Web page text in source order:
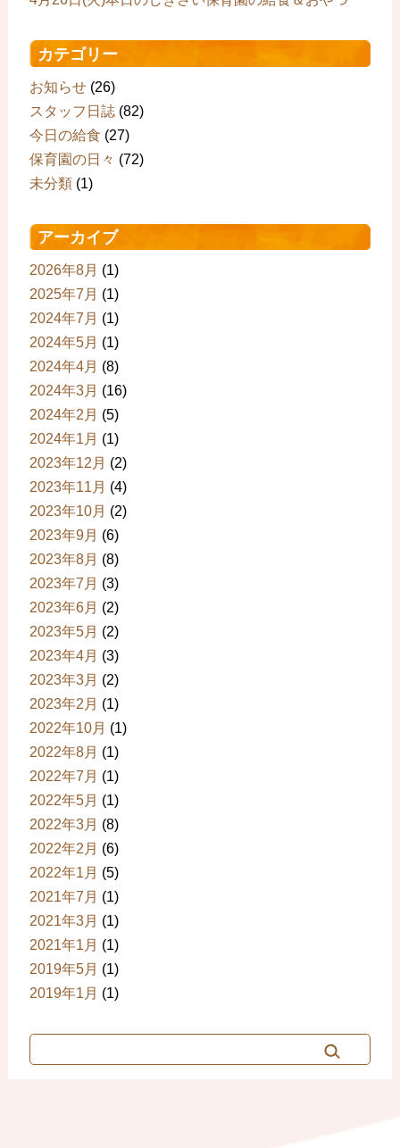
カテゴリー
お知らせ(26)
スタッフ日誌(82)
今日の給食 (27)
保育園の日々 (72)
未分類(1)
アーカイブ
2026年8月 (1)
2025年7月 (1)
2024年7月 (1)
2024年5月 (1)
2024年4月 (8)
2024年3月 (16)
2024年2月 (5)
2024年1月 (1)
2023年12月 (2)
2023年11月 (4)
2023年10月 (2)
2023年9月 (6)
2023年8月 (8)
2023年7月 (3)
2023年6月 (2)
2023年5月 (2)
2023年4月 (3)
2023年3月 (2)
2023年2月 (1)
2022年10月 (1)
2022年8月 (1)
2022年7月 (1)
2022年5月 (1)
2022年3月 (8)
2022年2月 (6)
2022年1月 (5)
2021年7月 (1)
2021年3月 (1)
2021年1月 (1)
2019年5月 (1)
2019年1月 (1)